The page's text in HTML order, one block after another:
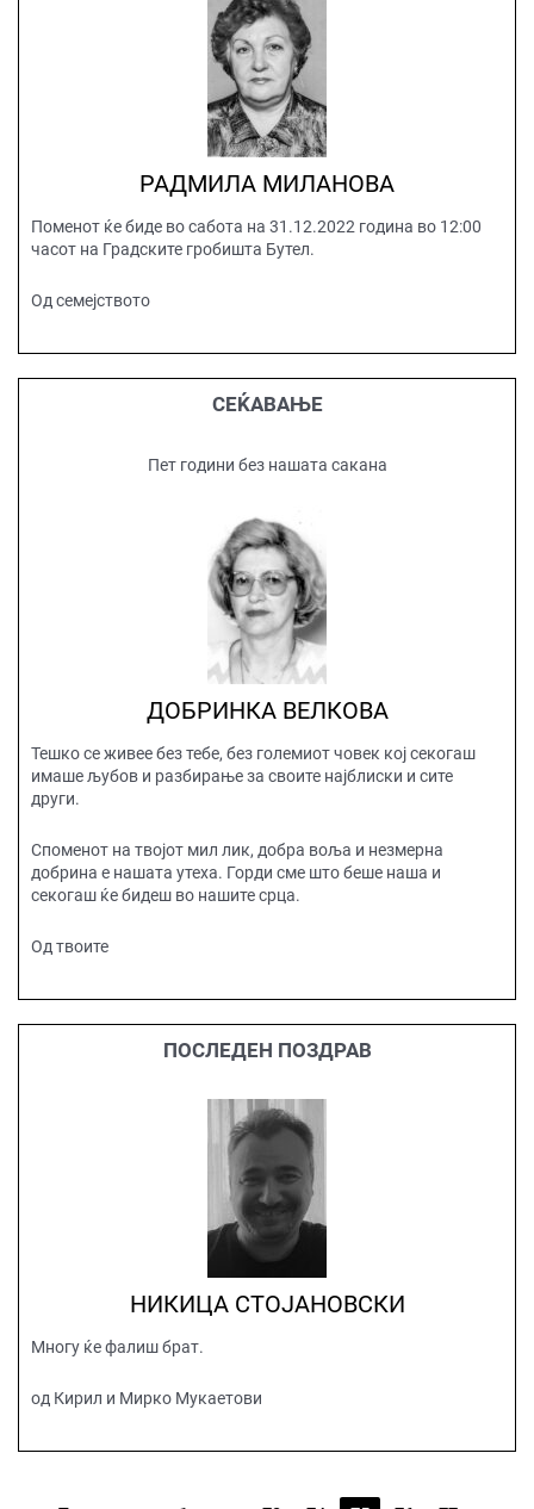
РАДМИЛА МИЛАНОВА
Поменот ќе биде во сабота на 31.12.2022 година во 12:00
часот на Градските гробишта Бутел.
Од семејството
СЕЌАВАЊЕ
Пет години без нашата сакана
ДОБРИНКА ВЕЛКОВА
Тешко се живее без тебе, без големиот човек кој секогаш
имаше љубов и разбирање за своите најблиски и сите
други.
Споменот на твојот мил лик, добра воља и незмерна
добрина е нашата утеха. Горди сме што беше наша и
секогаш ќе бидеш во нашите срца.
Од твоите
ПОСЛЕДЕН ПОЗДРАВ
НИКИЦА СТОЈАНОВСКИ
Многу ќе фалиш брат.
од Кирил и Мирко Мукаетови